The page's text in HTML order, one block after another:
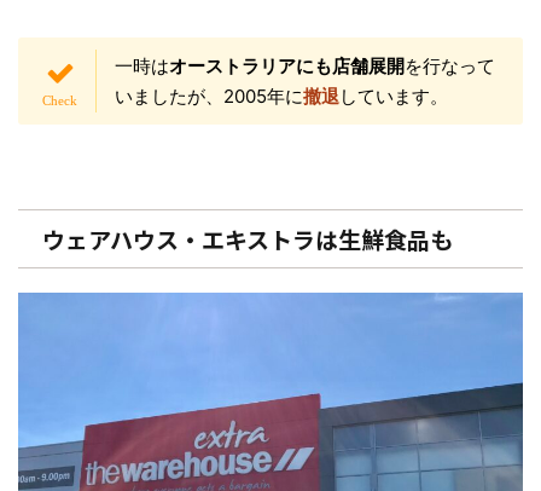
一時はオーストラリアにも店舗展開を行なって
いましたが、2005年に撤退 しています。
ウェアハウス・エキストラは生鮮食品も